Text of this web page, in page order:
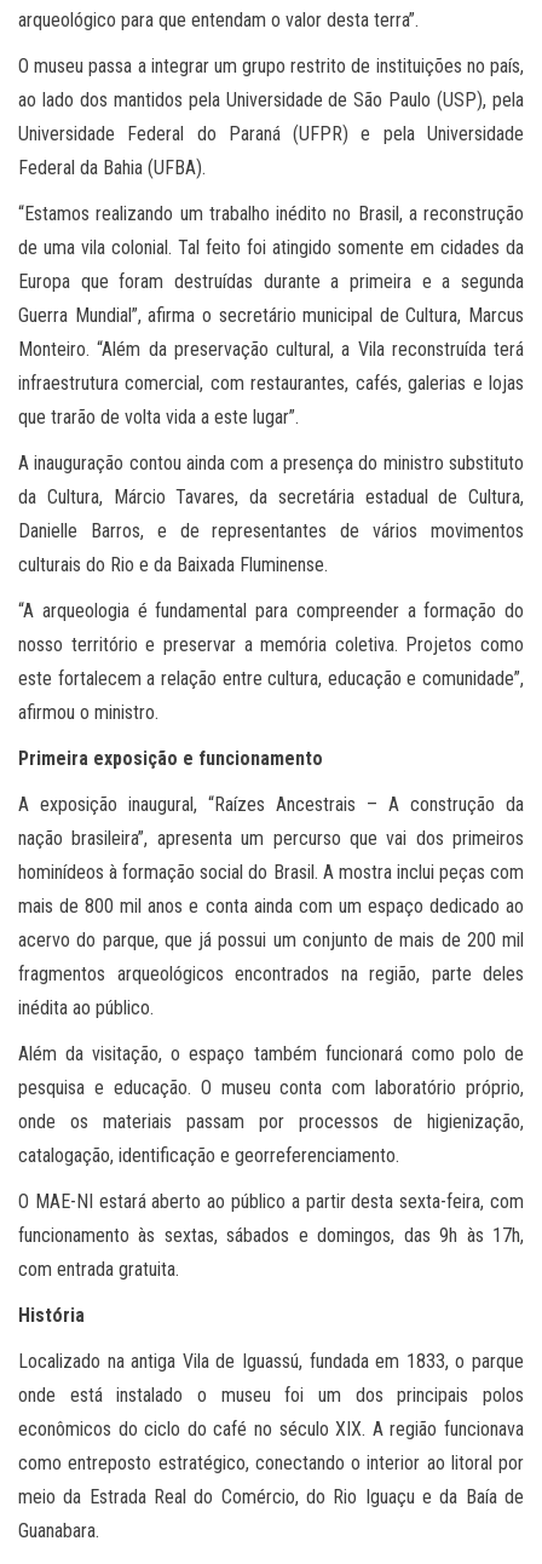
arqueológico para que entendam o valor desta terra”.
O museu passa a integrar um grupo restrito de instituições no país,
ao lado dos mantidos pela Universidade de São Paulo (USP), pela
Universidade Federal do Paraná (UFPR) e pela Universidade
Federal da Bahia (UFBA).
“Estamos realizando um trabalho inédito no Brasil, a reconstrução
de uma vila colonial. Tal feito foi atingido somente em cidades da
Europa que foram destruídas durante a primeira e a segunda
Guerra Mundial”, afirma o secretário municipal de Cultura, Marcus
Monteiro. “Além da preservação cultural, a Vila reconstruída terá
infraestrutura comercial, com restaurantes, cafés, galerias e lojas
que trarão de volta vida a este lugar”.
A inauguração contou ainda com a presença do ministro substituto
da Cultura, Márcio Tavares, da secretária estadual de Cultura,
Danielle Barros, e de representantes de vários movimentos
culturais do Rio e da Baixada Fluminense.
“A arqueologia é fundamental para compreender a formação do
nosso território e preservar a memória coletiva. Projetos como
este fortalecem a relação entre cultura, educação e comunidade”,
afirmou o ministro.
Primeira exposição e funcionamento
A exposição inaugural, “Raízes Ancestrais – A construção da
nação brasileira”, apresenta um percurso que vai dos primeiros
hominídeos à formação social do Brasil. A mostra inclui peças com
mais de 800 mil anos e conta ainda com um espaço dedicado ao
acervo do parque, que já possui um conjunto de mais de 200 mil
fragmentos arqueológicos encontrados na região, parte deles
inédita ao público.
Além da visitação, o espaço também funcionará como polo de
pesquisa e educação. O museu conta com laboratório próprio,
onde os materiais passam por processos de higienização,
catalogação, identificação e georreferenciamento.
O MAE-NI estará aberto ao público a partir desta sexta-feira, com
funcionamento às sextas, sábados e domingos, das 9h às 17h,
com entrada gratuita.
História
Localizado na antiga Vila de Iguassú, fundada em 1833, o parque
onde está instalado o museu foi um dos principais polos
econômicos do ciclo do café no século XIX. A região funcionava
como entreposto estratégico, conectando o interior ao litoral por
meio da Estrada Real do Comércio, do Rio Iguaçu e da Baía de
Guanabara.